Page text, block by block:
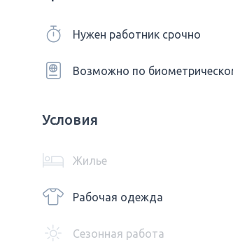
Нужен работник срочно
Возможно по
Условия
Жилье
Рабочая одежда
Сезонная работа